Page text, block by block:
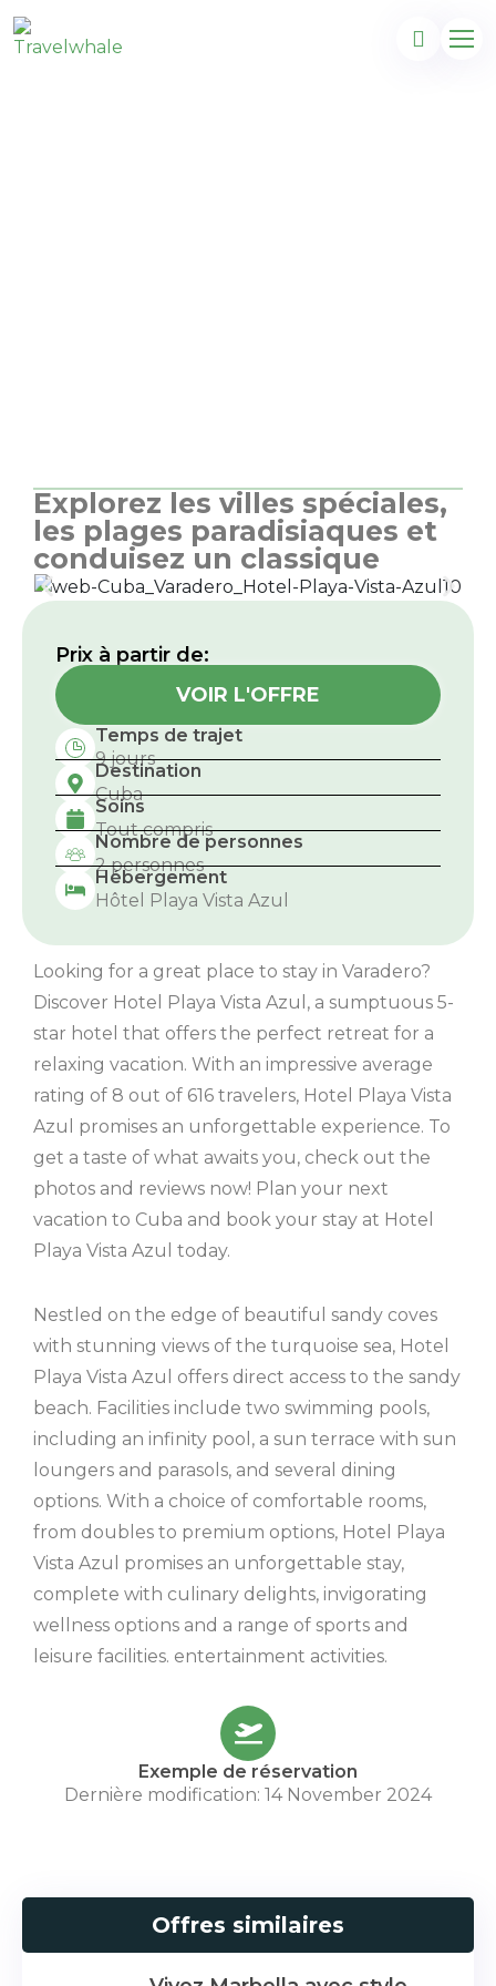
Explorez les villes spéciales,
les plages paradisiaques et
conduisez un classique
Prix ​​à partir de:
VOIR L'OFFRE
Temps de trajet
9 jours
Destination
Cuba
Soins
Tout compris
Nombre de personnes
2 personnes
Hébergement
Hôtel Playa Vista Azul
Looking for a great place to stay in Varadero?
Discover Hotel Playa Vista Azul, a sumptuous 5-
star hotel that offers the perfect retreat for a
relaxing vacation. With an impressive average
rating of 8 out of 616 travelers, Hotel Playa Vista
Azul promises an unforgettable experience. To
get a taste of what awaits you, check out the
photos and reviews now! Plan your next
vacation to Cuba and book your stay at Hotel
Playa Vista Azul today.
Nestled on the edge of beautiful sandy coves
with stunning views of the turquoise sea, Hotel
Playa Vista Azul offers direct access to the sandy
beach. Facilities include two swimming pools,
including an infinity pool, a sun terrace with sun
loungers and parasols, and several dining
options. With a choice of comfortable rooms,
from doubles to premium options, Hotel Playa
Vista Azul promises an unforgettable stay,
complete with culinary delights, invigorating
wellness options and a range of sports and
leisure facilities. entertainment activities.
Exemple de réservation
Dernière modification: 14 November 2024
Offres similaires